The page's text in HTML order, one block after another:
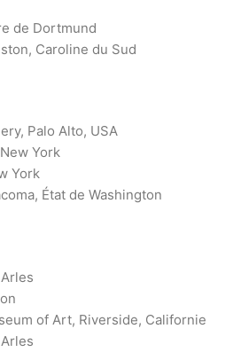
de Dortmund
Caroline du Sud
Palo Alto, USA
York
York
État de Washington
of Art, Riverside, Californie